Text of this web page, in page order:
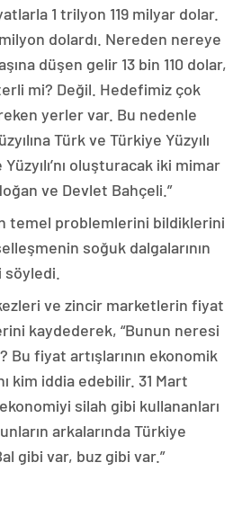
1 trilyon 119 milyar dolar.
dolardı. Nereden nereye
düşen gelir 13 bin 110 dolar,
mi? Değil. Hedefimiz çok
yerler var. Bu nedenle
Türk ve Türkiye Yüzyılı
oluşturacak iki mimar
ve Devlet Bahçeli.”
temel problemlerini bildiklerini
soğuk dalgalarının
ve zincir marketlerin fiyat
kaydederek, “Bunun neresi
Bu fiyat artışlarının ekonomik
kim iddia edebilir. 31 Mart
silah gibi kullananları
arkalarında Türkiye
gibi var, buz gibi var.”